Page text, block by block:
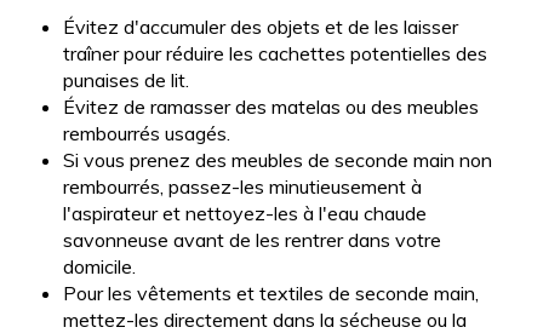
Évitez d'accumuler des objets et de les laisser
traîner pour réduire les cachettes potentielles des
punaises de lit.
Évitez de ramasser des matelas ou des meubles
rembourrés usagés.
Si vous prenez des meubles de seconde main non
rembourrés, passez-les minutieusement à
l'aspirateur et nettoyez-les à l'eau chaude
savonneuse avant de les rentrer dans votre
domicile.
Pour les vêtements et textiles de seconde main,
mettez-les directement dans la sécheuse ou la